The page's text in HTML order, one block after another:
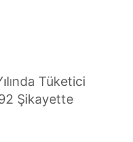
Tüketici
Şikayette